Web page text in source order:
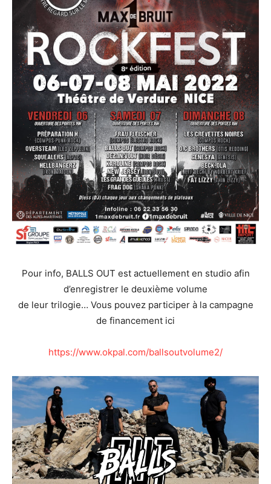
Pour info, BALLS OUT est actuellement en studio afin
d’enregistrer le deuxième volume
de leur trilogie… Vous pouvez participer à la campagne
de financement ici
https://www.okpal.com/ballsoutvolume2/